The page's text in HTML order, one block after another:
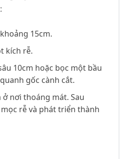
15cm.
kích rễ.
10cm hoặc bọc một bầu
gốc cành cắt.
nơi thoáng mát. Sau
rễ và phát triển thành